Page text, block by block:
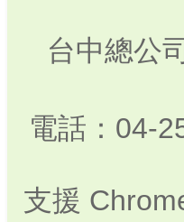
台中總公
電話：04-
支援